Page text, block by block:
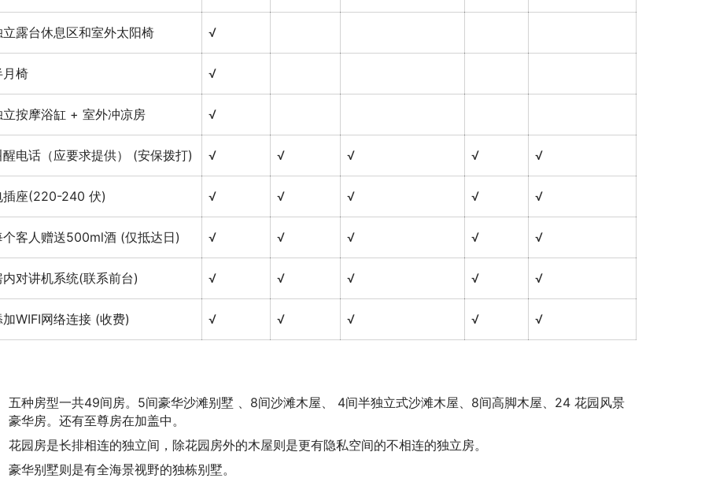
立露台休息区和室外太阳椅 √
月椅 √
立按摩浴缸 + 室外冲凉房 √
醒电话（应要求提供） (安保拨打) √ √ √ √ √
插座(220-240 伏) √ √ √ √ √
个客人赠送500ml酒 (仅抵达日) √ √ √ √ √
内对讲机系统(联系前台) √ √ √ √ √
加WIFI网络连接 (收费) √ √ √ √ √
五种房型一共49间房。5间豪华沙滩别墅 、8间沙滩木屋、 4间半独立式沙滩木屋、8间高脚木屋、24 花园风景
豪华房。还有至尊房在加盖中。
花园房是长排相连的独立间，除花园房外的木屋则是更有隐私空间的不相连的独立房。
豪华别墅则是有全海景视野的独栋别墅。